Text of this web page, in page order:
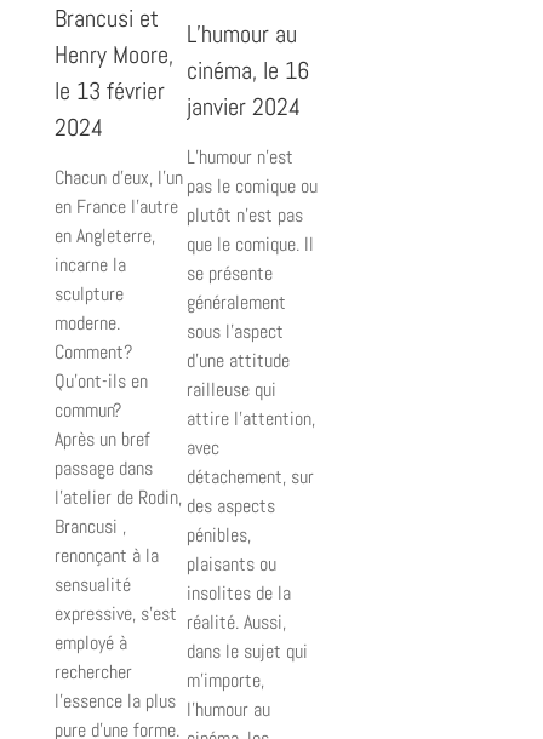
Brancusi et
Henry Moore,
le 13 février
2024
Chacun d'eux, l'un
en France l'autre
en Angleterre,
incarne la
sculpture
moderne.
Comment?
Qu'ont-ils en
commun?
Après un bref
passage dans
l'atelier de Rodin,
Brancusi ,
renonçant à la
sensualité
expressive, s'est
employé à
rechercher
l'essence la plus
pure d'une forme.
L’humour au
cinéma, le 16
janvier 2024
L’humour n’est
pas le comique ou
plutôt n’est pas
que le comique. Il
se présente
généralement
sous l’aspect
d’une attitude
railleuse qui
attire l’attention,
avec
détachement, sur
des aspects
pénibles,
plaisants ou
insolites de la
réalité. Aussi,
dans le sujet qui
m’importe,
l’humour au